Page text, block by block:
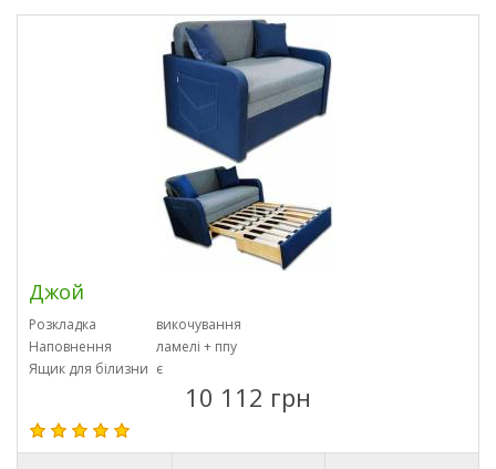
Джой
Розкладка
викочування
Наповнення
ламелі + ппу
Ящик для білизни є
10 112 грн